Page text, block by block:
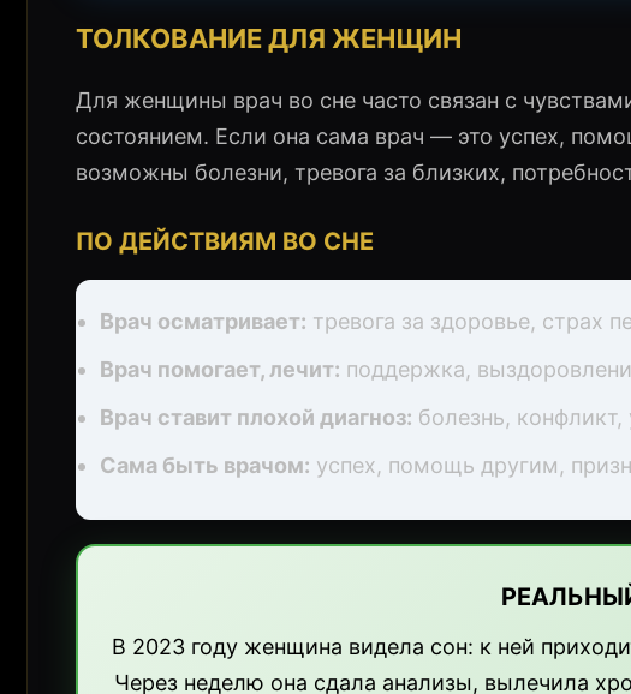
ТОЛКОВАНИЕ ДЛЯ ЖЕНЩИН
Для женщины врач во сне часто связан с
состоянием. Если она сама врач — это успех,
возможны болезни, тревога за близких,
ПО ДЕЙСТВИЯМ ВО СНЕ
Врач осматривает: тревога за здоровье, страх
Врач помогает, лечит: поддержка,
Врач ставит плохой диагноз: болезнь,
Сама быть врачом: успех, помощь другим,
В 2023 году женщина видела сон: к ней
Через неделю она сдала анализы, вылечила